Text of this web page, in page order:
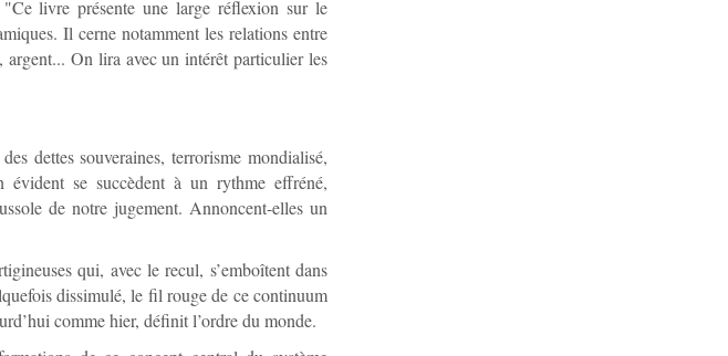
livre présente une large réflexion sur le
Il cerne notamment les relations entre
On lira avec un intérêt particulier les
dettes souveraines, terrorisme mondialisé,
se succèdent à un rythme effréné,
de notre jugement. Annoncent-elles un
qui, avec le recul, s’emboîtent dans
dissimulé, le fil rouge de ce continuum
comme hier, définit l’ordre du monde.